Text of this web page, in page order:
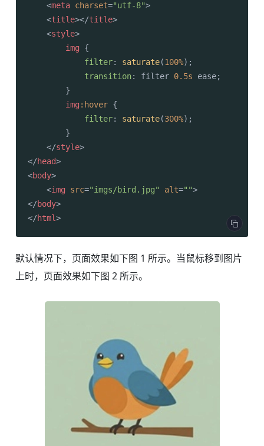
<meta charset="utf-8">
<title></title>
<style>
img {
filter: saturate(100%);
transition: filter 0.5s ease;
        }
img:hover {
filter: saturate(300%);
        }
</style>
</head>
<body>
<img src="imgs/bird.jpg" alt="">
</body>
</html>
默认情况下，页面效果如下图 1 所示。当鼠标移到图片
上时，页面效果如下图 2 所示。